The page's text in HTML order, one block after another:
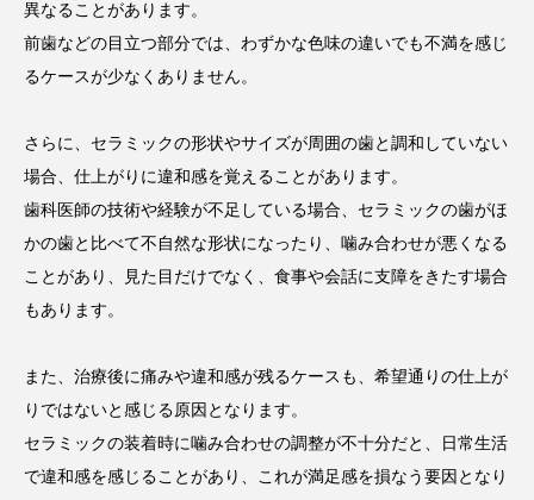
異なることがあります。
前歯などの目立つ部分では、わずかな色味の違いでも不満を感じ
るケースが少なくありません。
さらに、セラミックの形状やサイズが周囲の歯と調和していない
場合、仕上がりに違和感を覚えることがあります。
歯科医師の技術や経験が不足している場合、セラミックの歯がほ
かの歯と比べて不自然な形状になったり、噛み合わせが悪くなる
ことがあり、見た目だけでなく、食事や会話に支障をきたす場合
もあります。
また、治療後に痛みや違和感が残るケースも、希望通りの仕上が
りではないと感じる原因となります。
セラミックの装着時に噛み合わせの調整が不十分だと、日常生活
で違和感を感じることがあり、これが満足感を損なう要因となり